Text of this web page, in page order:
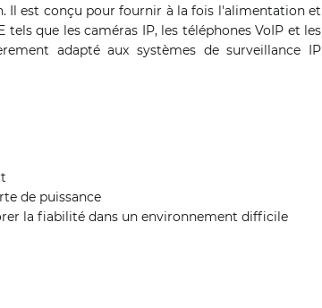
Il est conçu pour fournir à la fois l'alimentation et
que les caméras IP, les téléphones VoIP et les
adapté aux systèmes de surveillance IP
de puissance
la fiabilité dans un environnement difficile